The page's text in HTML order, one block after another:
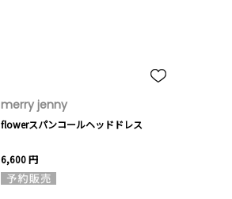
merry jenny
flowerスパンコールヘッドドレス
6,600 円